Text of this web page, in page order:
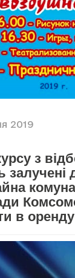
2019
з
в